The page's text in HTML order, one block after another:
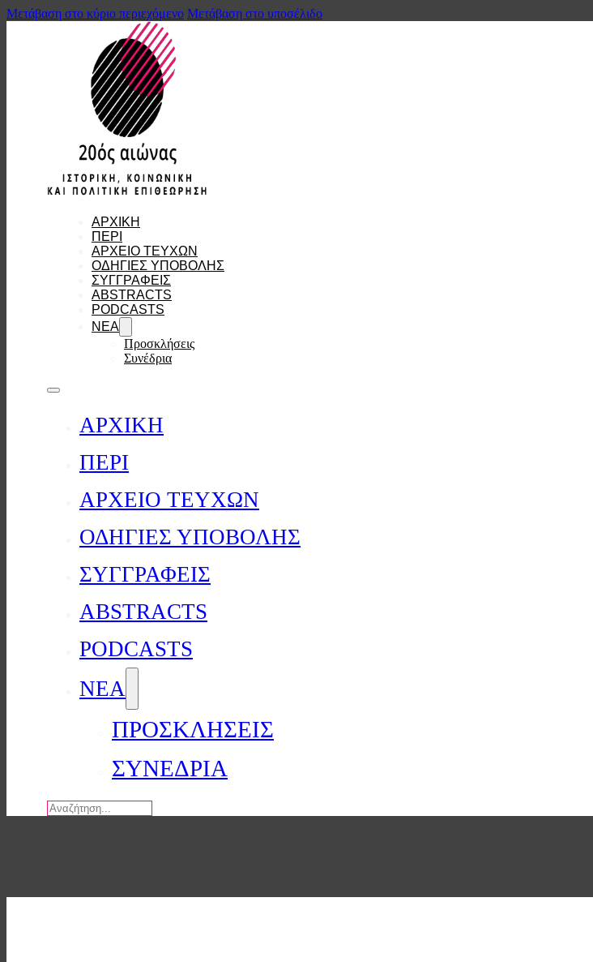
Μετάβαση στο κύριο περιεχόμενο Μετάβαση στο υποσέλιδο
ΑΡΧΙΚΗ
ΠΕΡΙ
ΑΡΧΕΙΟ ΤΕΥΧΩΝ
ΟΔΗΓΙΕΣ ΥΠΟΒΟΛΗΣ
ΣΥΓΓΡΑΦΕΙΣ
ABSTRACTS
PODCASTS
ΝΕΑ
Προσκλήσεις
Συνέδρια
ΑΡΧΙΚΗ
ΠΕΡΙ
ΑΡΧΕΙΟ ΤΕΥΧΩΝ
ΟΔΗΓΙΕΣ ΥΠΟΒΟΛΗΣ
ΣΥΓΓΡΑΦΕΙΣ
ABSTRACTS
PODCASTS
ΝΕΑ
ΠΡΟΣΚΛΗΣΕΙΣ
ΣΥΝΕΔΡΙΑ
Αναζήτηση